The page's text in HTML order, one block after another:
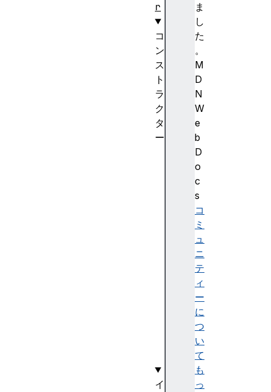
ま
し
た
。
M
D
N
W
e
b
D
o
c
s
コ
ミ
ュ
ニ
テ
ィ
ー
に
つ
い
て
も
っ
r
コ
ン
ス
ト
ラ
ク
タ
ー
イ